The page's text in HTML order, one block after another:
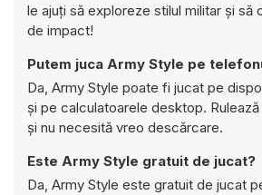
le ajuți să exploreze stilul militar și să
de impact!
Putem juca Army Style pe
Da, Army Style poate fi jucat pe
și pe calculatoarele desktop.
și nu necesită vreo descărcare.
Este Army Style gratuit de jucat?
Da, Army Style este gratuit de jucat